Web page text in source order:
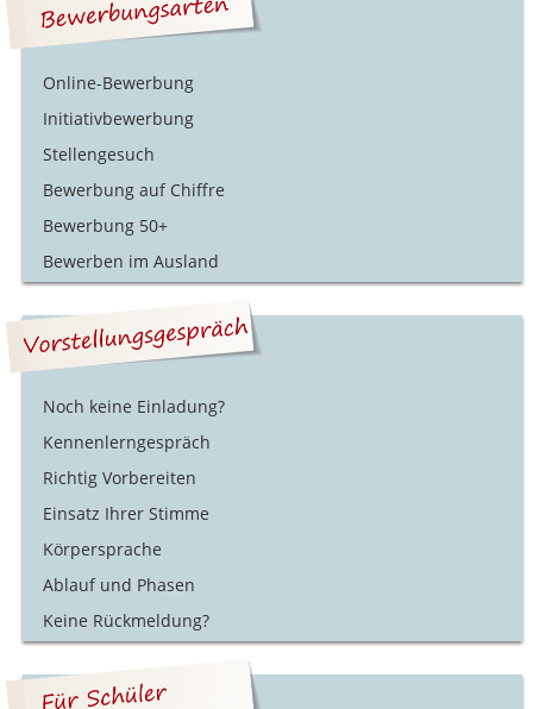
Online-Bewerbung
Initiativbewerbung
Stellengesuch
Bewerbung auf Chiffre
Bewerbung 50+
Bewerben im Ausland
Noch keine Einladung?
Kennenlerngespräch
Richtig Vorbereiten
Einsatz Ihrer Stimme
Körpersprache
Ablauf und Phasen
Keine Rückmeldung?